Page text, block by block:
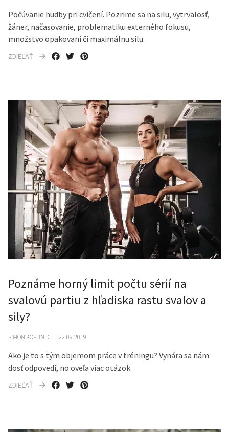
Počúvanie hudby pri cvičení. Pozrime sa na silu, vytrvalosť,
žáner, načasovanie, problematiku externého fokusu,
množstvo opakovaní či maximálnu silu.
ZDIEĽAŤ
Poznáme horný limit počtu sérií na
svalovú partiu z hľadiska rastu svalov a
sily?
SIMON KOPUNEC 22.09.2019
Ako je to s tým objemom práce v tréningu? Vynára sa nám
dosť odpovedí, no oveľa viac otázok.
ZDIEĽAŤ